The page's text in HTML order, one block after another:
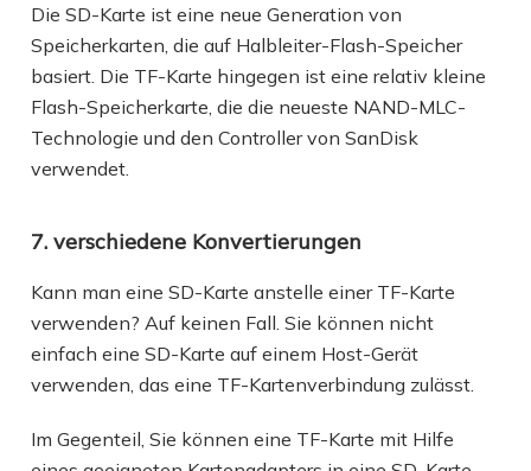
Die SD-Karte ist eine neue Generation von
Speicherkarten, die auf Halbleiter-Flash-Speicher
basiert. Die TF-Karte hingegen ist eine relativ kleine
Flash-Speicherkarte, die die neueste NAND-MLC-
Technologie und den Controller von SanDisk
verwendet.
7. verschiedene Konvertierungen
Kann man eine SD-Karte anstelle einer TF-Karte
verwenden? Auf keinen Fall. Sie können nicht
einfach eine SD-Karte auf einem Host-Gerät
verwenden, das eine TF-Kartenverbindung zulässt.
Im Gegenteil, Sie können eine TF-Karte mit Hilfe